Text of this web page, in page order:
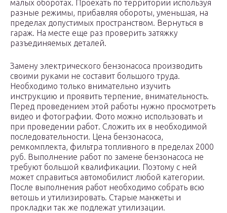
малых оборотах. Проехать по территории используя
разные режимы, прибавляя обороты, уменьшая, на
пределах допустимых пространством. Вернуться в
гараж. На месте еще раз проверить затяжку
разъединяемых деталей.
Замену электрического бензонасоса производить
своими руками не составит большого труда.
Необходимо только внимательно изучить
инструкцию и проявить терпение, внимательность.
Перед проведением этой работы нужно просмотреть
видео и фотографии. Фото можно использовать и
при проведении работ. Сложить их в необходимой
последовательности. Цена бензонасоса,
ремкомплекта, фильтра топливного в пределах 2000
руб. Выполнение работ по замене бензонасоса не
требуют большой квалификации. Поэтому с ней
может справиться автомобилист любой категории.
После выполнения работ необходимо собрать всю
ветошь и утилизировать. Старые манжеты и
прокладки так же подлежат утилизации.